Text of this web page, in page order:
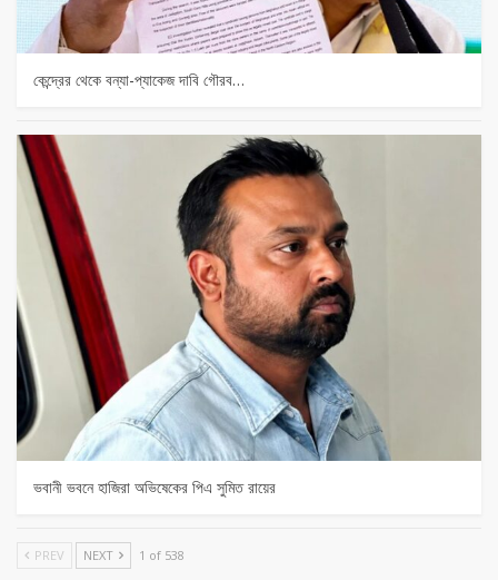
কেন্দ্রের থেকে বন্যা-প্যাকেজ দাবি গৌরব…
ভবানী ভবনে হাজিরা অভিষেকের পিএ সুমিত রায়ের
PREV NEXT 1 of 538